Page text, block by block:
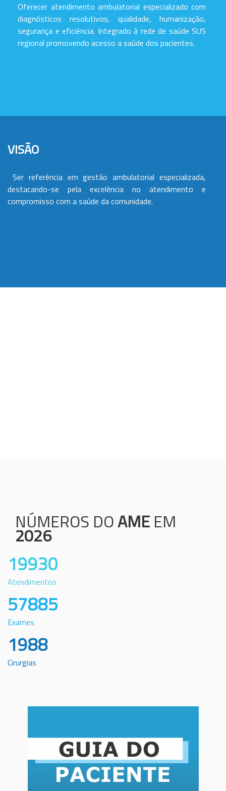
Oferecer atendimento ambulatorial especializado com
diagnósticos resolutivos, qualidade, humanização,
segurança e eficiência. Integrado à rede de saúde SUS
regional promovendo acesso a saúde dos pacientes.
VISÃO
Ser referência em gestão ambulatorial especializada,
destacando-se pela excelência no atendimento e
compromisso com a saúde da comunidade.
NÚMEROS DOAME EM
2026
19930
Atendimentos
57885
Exames
1988
Cirurgias